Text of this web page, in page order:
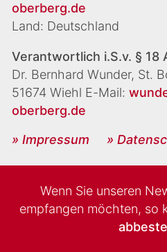
oberberg.de
Land: Deutschland
Verantwortlich i.S.v. § 18
Dr. Bernhard Wunder, St.
51674 Wiehl E-Mail:
oberberg.de
» Impressum
»
Wenn Sie unseren
empfangen möchten, so